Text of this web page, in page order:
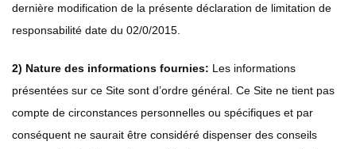
dernière modification de la présente déclaration de limitation de
responsabilité date du 02/0/2015.
2) Nature des informations fournies: Les informations
présentées sur ce Site sont d’ordre général. Ce Site ne tient pas
compte de circonstances personnelles ou spécifiques et par
conséquent ne saurait être considéré dispenser des conseils